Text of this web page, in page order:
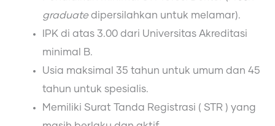
graduate dipersilahkan untuk melamar).
IPK di atas 3.00 dari Universitas Akreditasi
minimal B.
Usia maksimal 35 tahun untuk umum dan 45
tahun untuk spesialis.
Memiliki Surat Tanda Registrasi ( STR ) yang